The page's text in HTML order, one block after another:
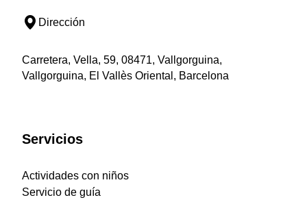
Dirección
Carretera, Vella, 59, 08471, Vallgorguina,
Vallgorguina, El Vallès Oriental, Barcelona
Servicios
Actividades con niños
Servicio de guía